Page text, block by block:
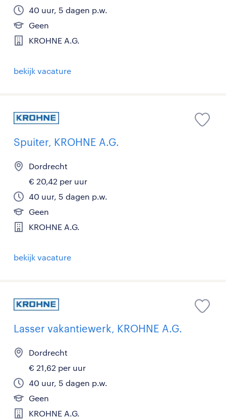
40 uur, 5 dagen p.w.
Geen
KROHNE A.G.
bekijk vacature
Spuiter, KROHNE A.G.
Dordrecht
€ 20,42 per uur
40 uur, 5 dagen p.w.
Geen
KROHNE A.G.
bekijk vacature
Lasser vakantiewerk, KROHNE A.G.
Dordrecht
€ 21,62 per uur
40 uur, 5 dagen p.w.
Geen
KROHNE A.G.